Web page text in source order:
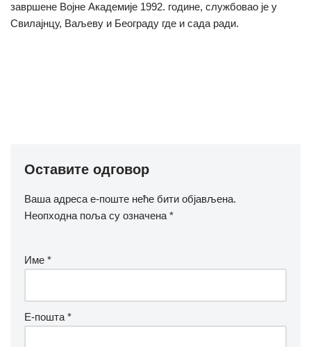
завршене Војне Академије 1992. године, службовао је у
Свилајнцу, Ваљеву и Београду где и сада ради.
Оставите одговор
Ваша адреса е-поште неће бити објављена.
Неопходна поља су означена *
Име *
Е-пошта *